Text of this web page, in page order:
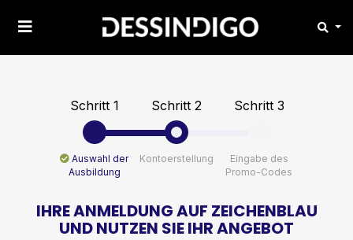
Schritt 1
Auswahl der
Ausbildung
Schritt 2
Kontoerstellung
Schritt 3
Eingabe des
Promo-Codes
IHRE ANMELDUNG AUF ZEICHENBLAU
UND NUTZEN SIE IHR ANGEBOT